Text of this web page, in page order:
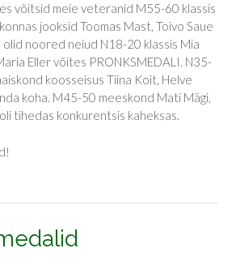
võitsid meie veteranid M55-60 klassis
jooksid Toomas Mast, Toivo Saue
olid noored neiud N18-20 klassis Mia
Eller võites PRONKSMEDALI. N35-
koosseisus Tiina Koit, Helve
koha. M45-50 meeskond Mati Mägi,
tihedas konkurentsis kaheksas.